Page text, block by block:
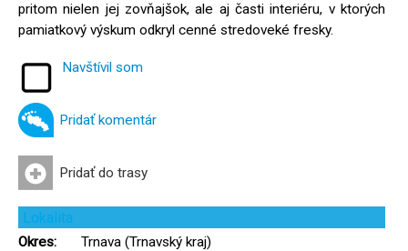
pritom nielen jej zovňajšok, ale aj časti interiéru, v ktorých
pamiatkový výskum odkryl cenné stredoveké fresky.
Navštívil som
Pridať komentár
Pridať do trasy
Lokalita
Okres:
Trnava (Trnavský kraj)